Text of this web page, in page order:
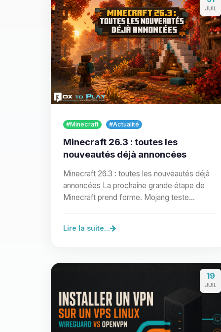
JUIL
#Minecraft #Actualité
Minecraft 26.3 : toutes les
nouveautés déjà annoncées
Minecraft 26.3 : toutes les nouveautés déjà
annoncées La prochaine grande étape de
Minecraft prend forme. Mojang teste
Lire la suite...
19
JUIL